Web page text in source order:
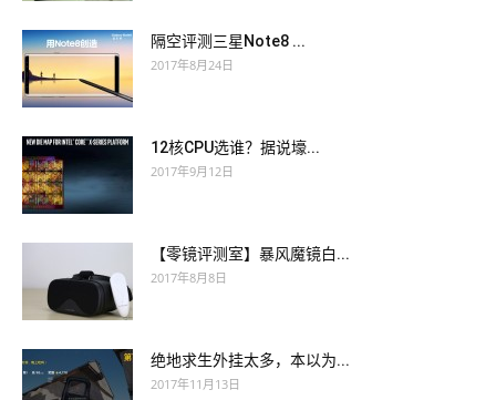
隔空评测三星Note8 ...
2017年8月24日
12核CPU选谁？据说壕...
2017年9月12日
【零镜评测室】暴风魔镜白...
2017年8月8日
绝地求生外挂太多，本以为...
2017年11月13日